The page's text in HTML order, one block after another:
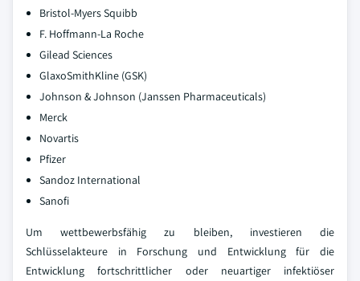
Bristol-Myers Squibb
F. Hoffmann-La Roche
Gilead Sciences
GlaxoSmithKline (GSK)
Johnson & Johnson (Janssen Pharmaceuticals)
Merck
Novartis
Pfizer
Sandoz International
Sanofi
Um wettbewerbsfähig zu bleiben, investieren die
Schlüsselakteure in Forschung und Entwicklung für die
Entwicklung fortschrittlicher oder neuartiger infektiöser